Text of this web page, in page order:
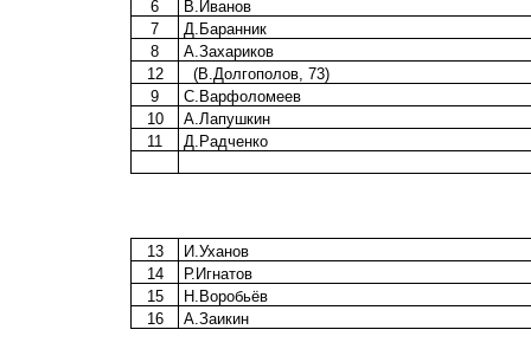
6
В.Иванов
7
Д.Баранник
8
А.Захариков
12
(В.Долгополов, 73)
9
С.Варфоломеев
10
А.Лапушкин
11
Д.Радченко
13
И.Уханов
14
Р.Игнатов
15
Н.Воробьёв
16
А.Заикин